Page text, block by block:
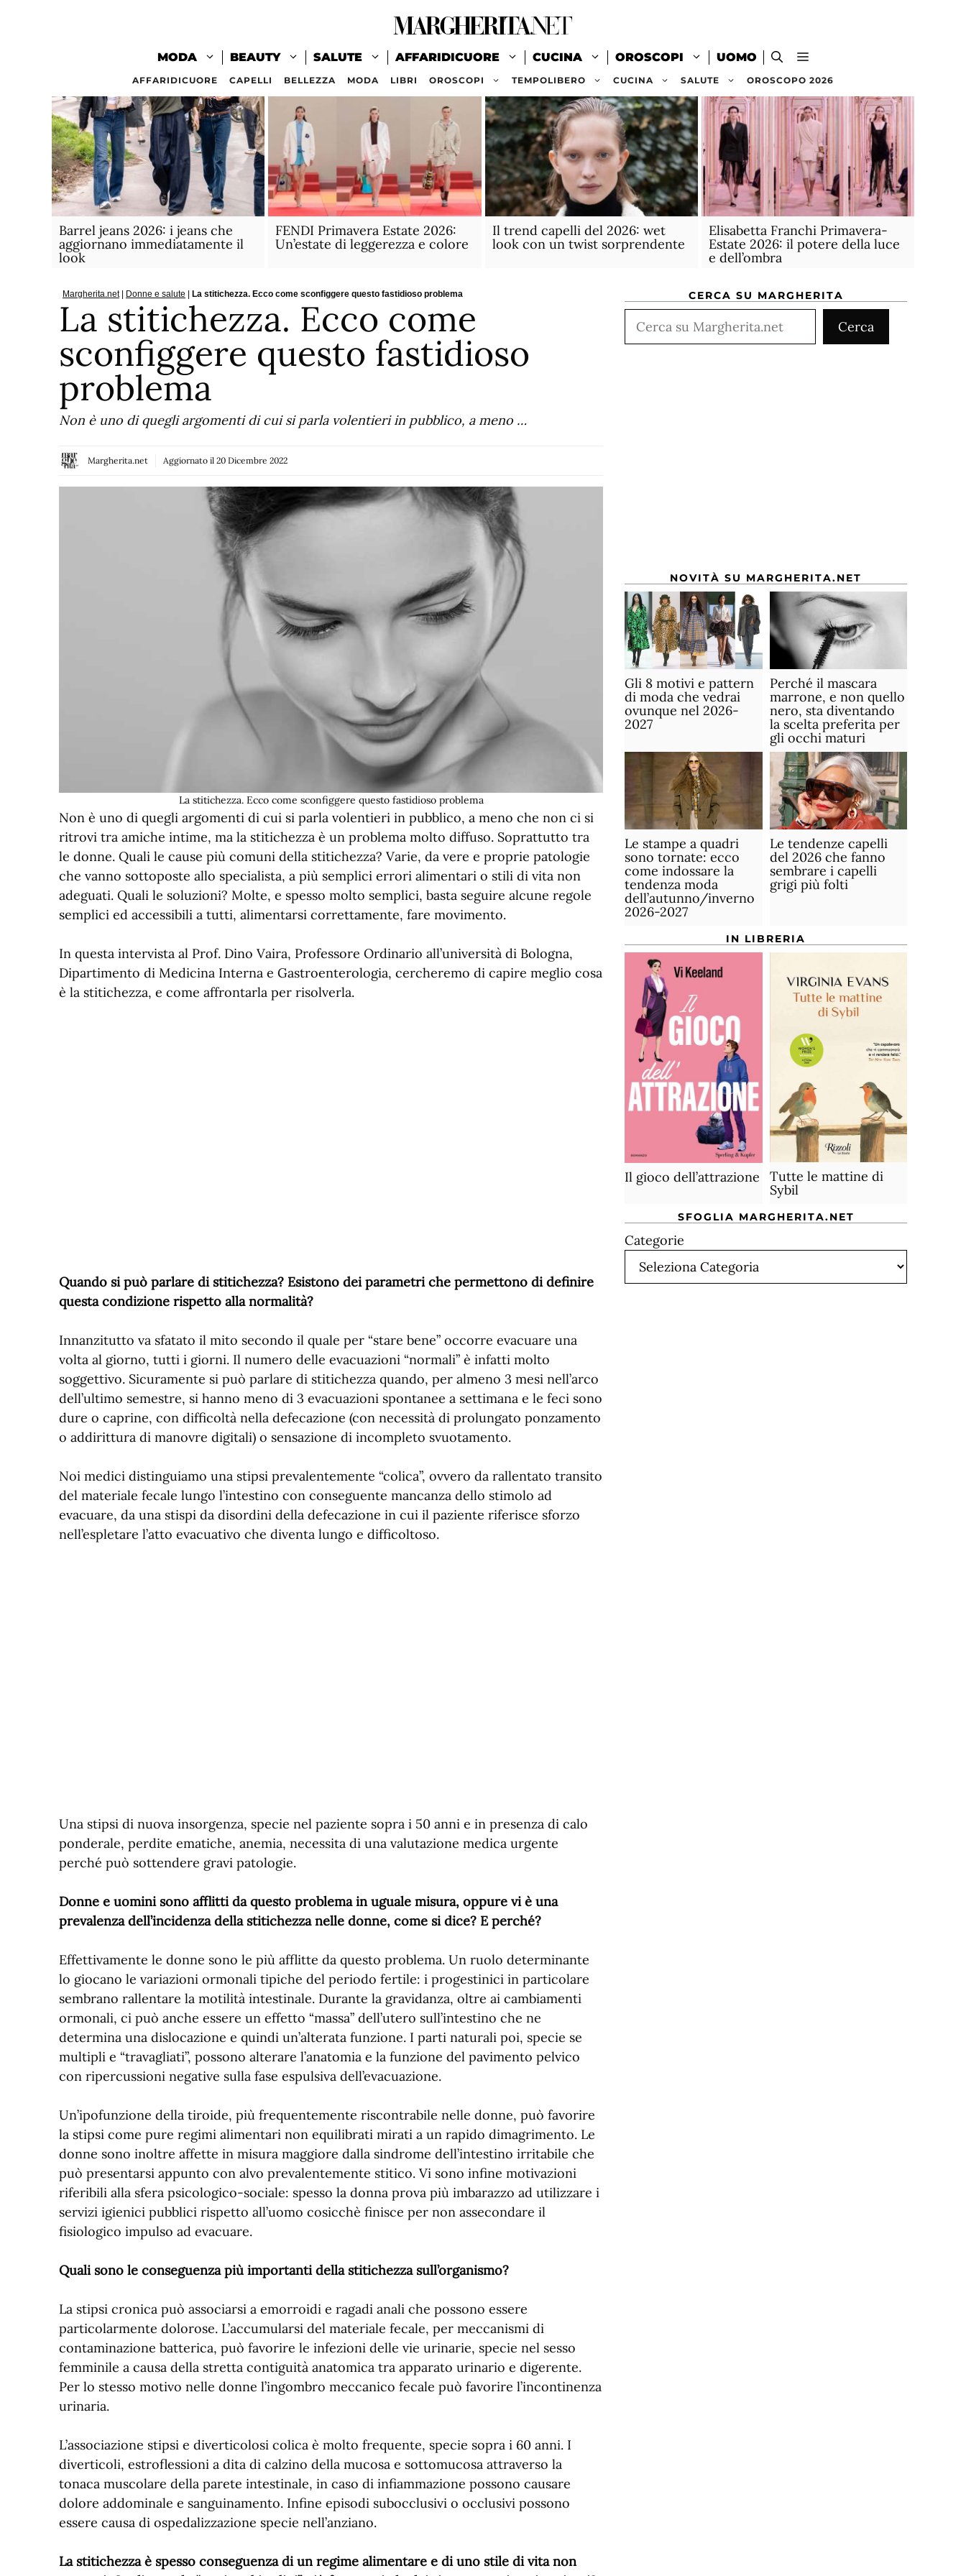
MODA BEAUTY SALUTE AFFARIDICUORE CUCINA OROSCOPI UOMO
AFFARIDICUORE CAPELLI BELLEZZA MODA LIBRI OROSCOPI TEMPOLIBERO CUCINA SALUTE OROSCOPO 2026
Barrel jeans 2026: i jeans che
aggiornano immediatamente il
look
FENDI Primavera Estate 2026:
Un’estate di leggerezza e colore
Il trend capelli del 2026: wet
look con un twist sorprendente
Elisabetta Franchi Primavera-
Estate 2026: il potere della luce
e dell’ombra
Margherita.net| Donne e salute | La stitichezza. Ecco come sconfiggere questo fastidioso problema
La stitichezza. Ecco come
sconfiggere questo fastidioso
problema
Non è uno di quegli argomenti di cui si parla volentieri in pubblico, a meno …
Margherita.net Aggiornato il 20 Dicembre 2022
La stitichezza. Ecco come sconfiggere questo fastidioso problema
Non è uno di quegli argomenti di cui si parla volentieri in pubblico, a meno che non ci si
ritrovi tra amiche intime, ma la stitichezza è un problema molto diffuso. Soprattutto tra
le donne. Quali le cause più comuni della stitichezza? Varie, da vere e proprie patologie
che vanno sottoposte allo specialista, a più semplici errori alimentari o stili di vita non
adeguati. Quali le soluzioni? Molte, e spesso molto semplici, basta seguire alcune regole
semplici ed accessibili a tutti, alimentarsi correttamente, fare movimento.
In questa intervista al Prof. Dino Vaira, Professore Ordinario all’università di Bologna,
Dipartimento di Medicina Interna e Gastroenterologia, cercheremo di capire meglio cosa
è la stitichezza, e come affrontarla per risolverla.
Quando si può parlare di stitichezza? Esistono dei parametri che permettono di definire
questa condizione rispetto alla normalità?
Innanzitutto va sfatato il mito secondo il quale per “stare bene” occorre evacuare una
volta al giorno, tutti i giorni. Il numero delle evacuazioni “normali” è infatti molto
soggettivo. Sicuramente si può parlare di stitichezza quando, per almeno 3 mesi nell’arco
dell’ultimo semestre, si hanno meno di 3 evacuazioni spontanee a settimana e le feci sono
dure o caprine, con difficoltà nella defecazione (con necessità di prolungato ponzamento
o addirittura di manovre digitali) o sensazione di incompleto svuotamento.
Noi medici distinguiamo una stipsi prevalentemente “colica”, ovvero da rallentato transito
del materiale fecale lungo l’intestino con conseguente mancanza dello stimolo ad
evacuare, da una stispi da disordini della defecazione in cui il paziente riferisce sforzo
nell’espletare l’atto evacuativo che diventa lungo e difficoltoso.
Una stipsi di nuova insorgenza, specie nel paziente sopra i 50 anni e in presenza di calo
ponderale, perdite ematiche, anemia, necessita di una valutazione medica urgente
perché può sottendere gravi patologie.
Donne e uomini sono afflitti da questo problema in uguale misura, oppure vi è una
prevalenza dell’incidenza della stitichezza nelle donne, come si dice? E perché?
Effettivamente le donne sono le più afflitte da questo problema. Un ruolo determinante
lo giocano le variazioni ormonali tipiche del periodo fertile: i progestinici in particolare
sembrano rallentare la motilità intestinale. Durante la gravidanza, oltre ai cambiamenti
ormonali, ci può anche essere un effetto “massa” dell’utero sull’intestino che ne
determina una dislocazione e quindi un’alterata funzione. I parti naturali poi, specie se
multipli e “travagliati”, possono alterare l’anatomia e la funzione del pavimento pelvico
con ripercussioni negative sulla fase espulsiva dell’evacuazione.
Un’ipofunzione della tiroide, più frequentemente riscontrabile nelle donne, può favorire
la stipsi come pure regimi alimentari non equilibrati mirati a un rapido dimagrimento. Le
donne sono inoltre affette in misura maggiore dalla sindrome dell’intestino irritabile che
può presentarsi appunto con alvo prevalentemente stitico. Vi sono infine motivazioni
riferibili alla sfera psicologico-sociale: spesso la donna prova più imbarazzo ad utilizzare i
servizi igienici pubblici rispetto all’uomo cosicchè finisce per non assecondare il
fisiologico impulso ad evacuare.
Quali sono le conseguenza più importanti della stitichezza sull’organismo?
La stipsi cronica può associarsi a emorroidi e ragadi anali che possono essere
particolarmente dolorose. L’accumularsi del materiale fecale, per meccanismi di
contaminazione batterica, può favorire le infezioni delle vie urinarie, specie nel sesso
femminile a causa della stretta contiguità anatomica tra apparato urinario e digerente.
Per lo stesso motivo nelle donne l’ingombro meccanico fecale può favorire l’incontinenza
urinaria.
L’associazione stipsi e diverticolosi colica è molto frequente, specie sopra i 60 anni. I
diverticoli, estroflessioni a dita di calzino della mucosa e sottomucosa attraverso la
tonaca muscolare della parete intestinale, in caso di infiammazione possono causare
dolore addominale e sanguinamento. Infine episodi subocclusivi o occlusivi possono
essere causa di ospedalizzazione specie nell’anziano.
La stitichezza è spesso conseguenza di un regime alimentare e di uno stile di vita non
CERCA SU MARGHERITA
Cerca
Cerca
NOVITÀ SU MARGHERITA.NET
Gli 8 motivi e pattern
di moda che vedrai
ovunque nel 2026-
2027
Perché il mascara
marrone, e non quello
nero, sta diventando
la scelta preferita per
gli occhi maturi
Le stampe a quadri
sono tornate: ecco
come indossare la
tendenza moda
dell’autunno/inverno
2026-2027
Le tendenze capelli
del 2026 che fanno
sembrare i capelli
grigi più folti
IN LIBRERIA
Il gioco dell’attrazione
Tutte le mattine di
Sybil
SFOGLIA MARGHERITA.NET
Categorie